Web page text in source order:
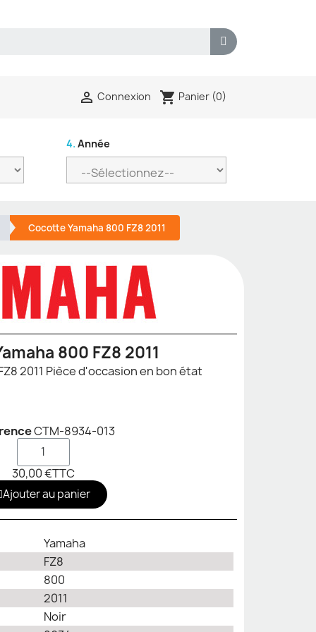
 Connexion shopping_cart Panier (0)
4. Année
Cocotte Yamaha 800 FZ8 2011
800 FZ8 2011
Cocotte Yamaha 800 FZ8 2011 Pièce d'occasion en bon état
CTM-8934-013
30,00 €TTC
Ajouter au panier
Yamaha
FZ8
800
2011
Noir